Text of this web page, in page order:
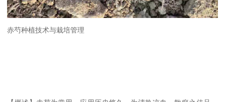
赤芍种植技术与栽培管理